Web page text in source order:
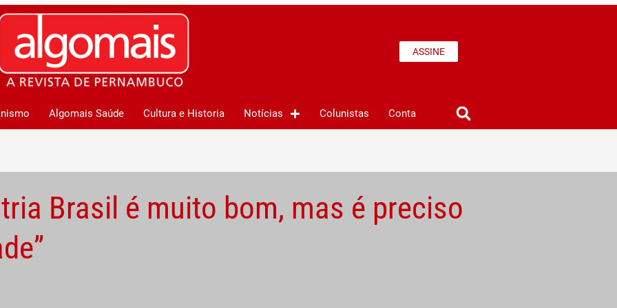
ASSINE
Algomais Saúde Cultura e Historia Notícias Colunistas Conta
Brasil é muito bom, mas é preciso